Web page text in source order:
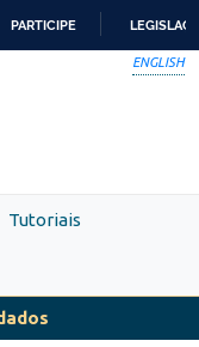
PARTICIPE
ENGLISH
Tutoriais